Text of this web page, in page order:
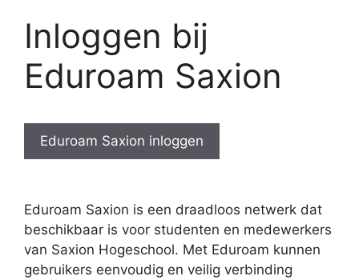
Inloggen bij
Eduroam Saxion
Eduroam Saxion inloggen
Eduroam Saxion is een draadloos netwerk dat
beschikbaar is voor studenten en medewerkers
van Saxion Hogeschool. Met Eduroam kunnen
gebruikers eenvoudig en veilig verbinding